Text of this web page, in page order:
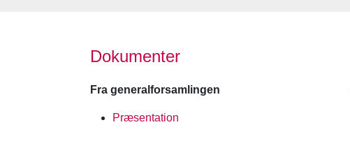
Dokumenter
Fra generalforsamlingen
Præsentation